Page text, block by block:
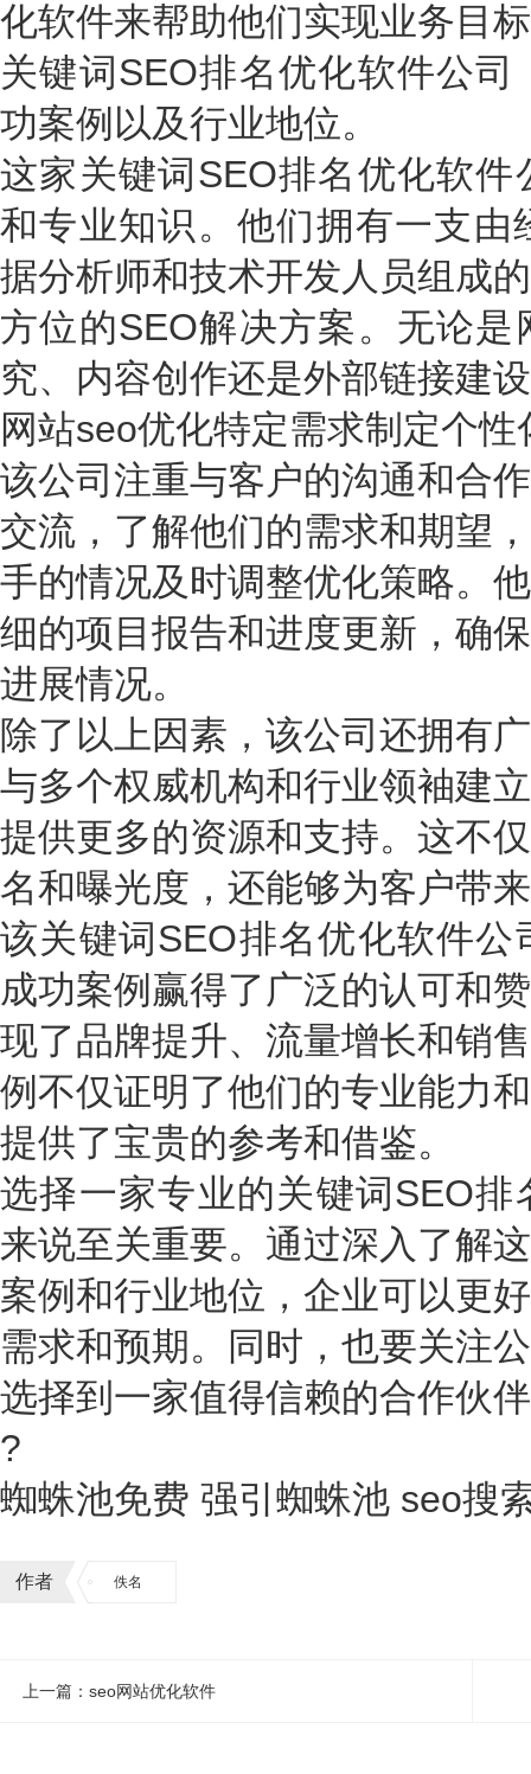
化软件来帮助他们实现业务目
关键词SEO排名优化软件公
功案例以及行业地位。
这家关键词SEO排名优化软
和专业知识。他们拥有一支由
据分析师和技术开发人员组成
方位的SEO解决方案。无论
究、内容创作还是外部链接建
网站seo优化特定需求制定个
该公司注重与客户的沟通和合
交流，了解他们的需求和期望
手的情况及时调整优化策略。
细的项目报告和进度更新，确
进展情况。
除了以上因素，该公司还拥有
与多个权威机构和行业领袖建
提供更多的资源和支持。这不
名和曝光度，还能够为客户带
该关键词SEO排名优化软件
成功案例赢得了广泛的认可和
现了品牌提升、流量增长和销
例不仅证明了他们的专业能力
提供了宝贵的参考和借鉴。
选择一家专业的关键词SEO
来说至关重要。通过深入了解
案例和行业地位，企业可以更
需求和预期。同时，也要关注
选择到一家值得信赖的合作伙
?
蜘蛛池免费 强引蜘蛛池 seo搜
作者 佚名
上一篇：seo网站优化软件